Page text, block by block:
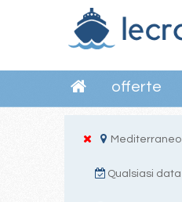
offerte
Mediterraneo
Qualsiasi data